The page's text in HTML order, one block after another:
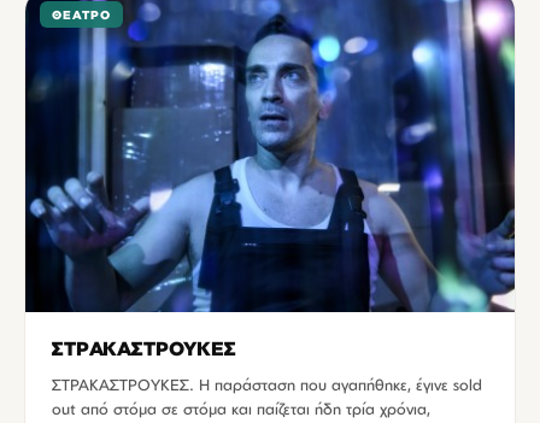
ΘΈΑΤΡΟ
ΣΤΡΑΚΑΣΤΡΟΥΚΕΣ
ΣΤΡΑΚΑΣΤΡΟΥΚΕΣ. Η παράσταση που αγαπήθηκε, έγινε sold
out από στόμα σε στόμα και παίζεται ήδη τρία χρόνια,